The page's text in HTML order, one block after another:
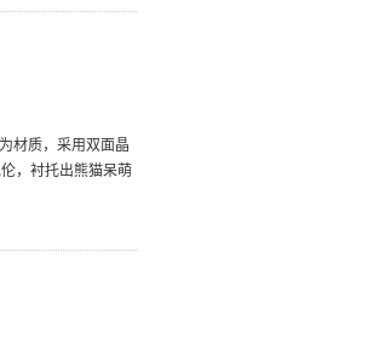
材质，采用双面晶
，衬托出熊猫呆萌